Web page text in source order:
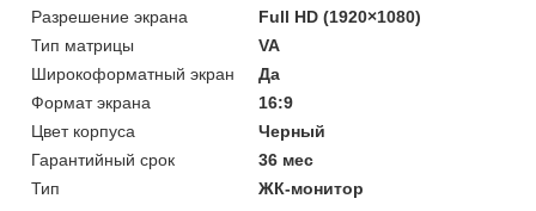
Разрешение экрана
Full HD (1920×1080)
Тип матрицы
VA
Широкоформатный экран
Да
Формат экрана
16:9
Цвет корпуса
Черный
Гарантийный срок
36 мес
Тип
ЖК-монитор